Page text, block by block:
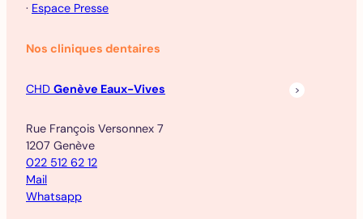
· Espace Presse
Nos cliniques dentaires
CHD Genève Eaux-Vives
Rue François Versonnex 7
1207 Genève
022 512 62 12
Mail
Whatsapp